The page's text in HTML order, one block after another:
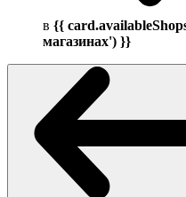
в {{
магазинах') }}